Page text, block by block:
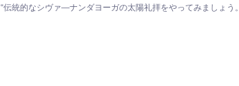
“伝統的なシヴァ―ナンダヨーガの太陽礼拝をやってみましょう。